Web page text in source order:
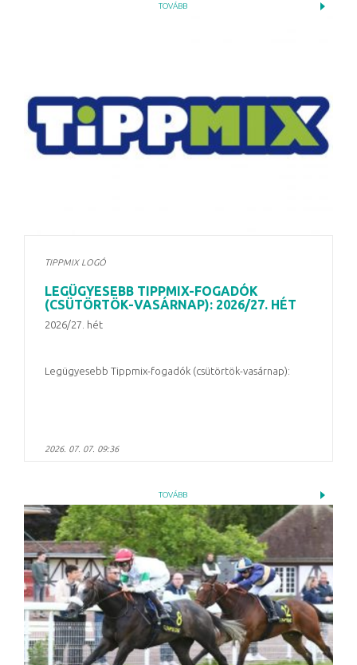
TOVÁBB
TIPPMIX LOGÓ
LEGÜGYESEBB TIPPMIX-FOGADÓK
(CSÜTÖRTÖK-VASÁRNAP): 2026/27. HÉT
2026/27. hét
Legügyesebb Tippmix-fogadók (csütörtök-vasárnap):
2026. 07. 07. 09:36
TOVÁBB